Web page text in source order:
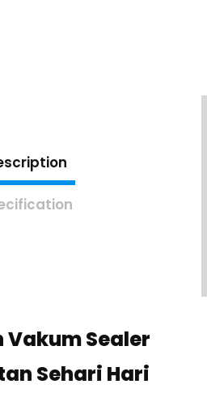
Vakum Sealer
Sehari Hari